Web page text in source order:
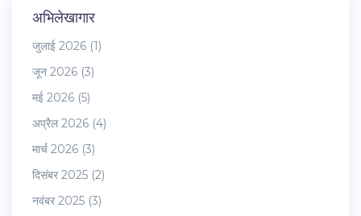
अभिलेखागार
जुलाई 2026 (1)
जून 2026 (3)
मई 2026 (5)
अप्रैल 2026 (4)
मार्च 2026 (3)
दिसंबर 2025 (2)
नवंबर 2025 (3)